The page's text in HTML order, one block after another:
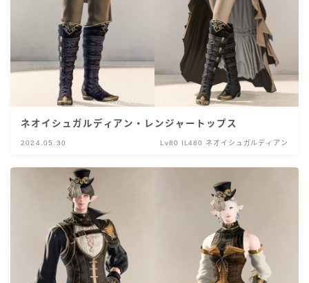
ネオイシュガルディアン・レンジャートップス
2024.05.30 Lv80 IL480 ネオイシュガルディアン